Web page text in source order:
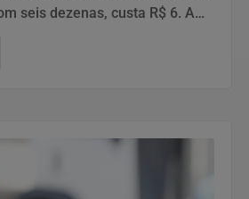
seis dezenas, custa R$ 6. A